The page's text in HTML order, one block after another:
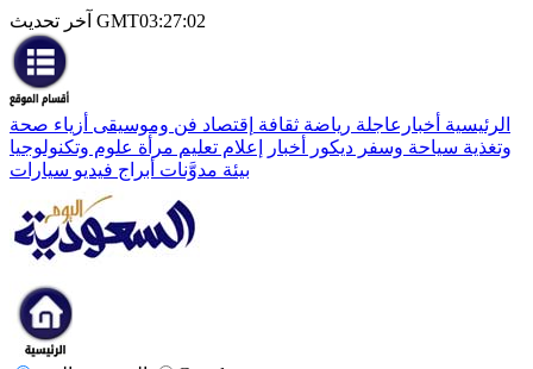
آخر تحديث GMT03:27:02
الرئيسية أخبارعاجلة رياضة ثقافة إقتصاد فن وموسيقى أزياء صحة
وتغذية سياحة وسفر ديكور أخبار إعلام تعليم مرأة علوم وتكنولوجيا
بيئة مدوَّنات أبراج فيديو سيارات